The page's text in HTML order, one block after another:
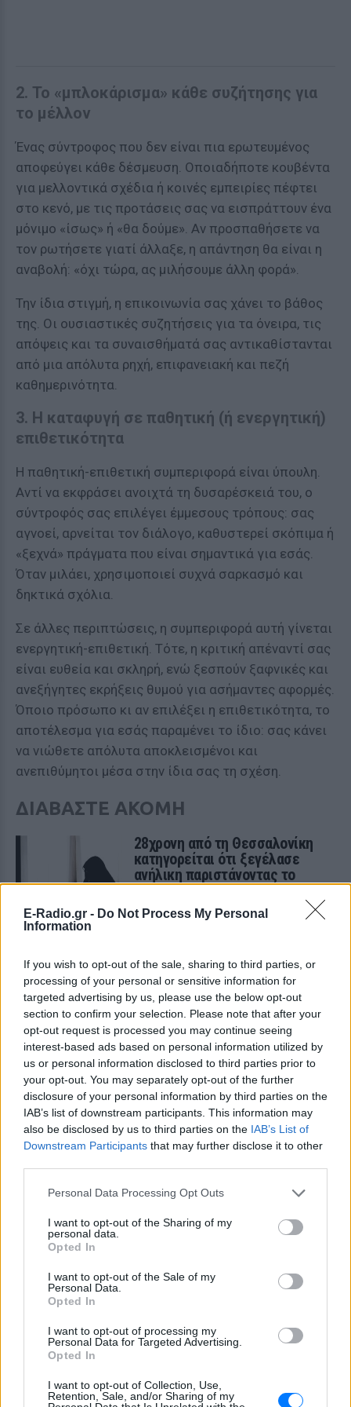
E-Radio.gr - Do Not Process My Personal
Information
If you wish to opt-out of the sale, sharing to third parties, or
processing of your personal or sensitive information for
targeted advertising by us, please use the below opt-out
section to confirm your selection. Please note that after your
opt-out request is processed you may continue seeing
interest-based ads based on personal information utilized by
us or personal information disclosed to third parties prior to
your opt-out. You may separately opt-out of the further
disclosure of your personal information by third parties on the
IAB’s list of downstream participants. This information may
also be disclosed by us to third parties on the IAB’s List of
Downstream Participants that may further disclose it to other
Personal Data Processing Opt Outs
I want to opt-out of the Sharing of my
personal data.
Opted In
I want to opt-out of the Sale of my
Personal Data.
Opted In
I want to opt-out of processing my
Personal Data for Targeted Advertising.
Opted In
I want to opt-out of Collection, Use,
Retention, Sale, and/or Sharing of my
2. Το «μπλοκάρισμα» κάθε συζήτησης για
το μέλλον
Ένας σύντροφος που δεν είναι πια ερωτευμένος
αποφεύγει κάθε δέσμευση. Οποιαδήποτε κουβέντα
για μελλοντικά σχέδια ή κοινές εμπειρίες πέφτει
στο κενό, με τις προτάσεις σας να εισπράττουν ένα
μόνιμο «ίσως» ή «θα δούμε». Αν προσπαθήσετε να
τον ρωτήσετε γιατί άλλαξε, η απάντηση θα είναι η
αναβολή: «όχι τώρα, ας μιλήσουμε άλλη φορά».
Την ίδια στιγμή, η επικοινωνία σας χάνει το βάθος
της. Οι ουσιαστικές συζητήσεις για τα όνειρα, τις
απόψεις και τα συναισθήματά σας αντικαθίστανται
από μια απόλυτα ρηχή, επιφανειακή και πεζή
καθημερινότητα.
3. Η καταφυγή σε παθητική (ή ενεργητική)
επιθετικότητα
Η παθητική-επιθετική συμπεριφορά είναι ύπουλη.
Αντί να εκφράσει ανοιχτά τη δυσαρέσκειά του, ο
σύντροφός σας επιλέγει έμμεσους τρόπους: σας
αγνοεί, αρνείται τον διάλογο, καθυστερεί σκόπιμα ή
«ξεχνά» πράγματα που είναι σημαντικά για εσάς.
Όταν μιλάει, χρησιμοποιεί συχνά σαρκασμό και
δηκτικά σχόλια.
Σε άλλες περιπτώσεις, η συμπεριφορά αυτή γίνεται
ενεργητική-επιθετική. Τότε, η κριτική απέναντί σας
είναι ευθεία και σκληρή, ενώ ξεσπούν ξαφνικές και
ανεξήγητες εκρήξεις θυμού για ασήμαντες αφορμές.
Όποιο πρόσωπο κι αν επιλέξει η επιθετικότητα, το
αποτέλεσμα για εσάς παραμένει το ίδιο: σας κάνει
να νιώθετε απόλυτα αποκλεισμένοι και
ανεπιθύμητοι μέσα στην ίδια σας τη σχέση.
ΔΙΑΒΑΣΤΕ ΑΚΟΜΗ
28χρονη από τη Θεσσαλονίκη
κατηγορείται ότι ξεγέλασε
ανήλικη παριστάνοντας το
αγόρι και έκανε ερωτική
σχέση μαζί της
Αλίσα Λέμαν: Είπε το «ναι»
στην πρόταση γάμου του νέου
της συντρόφου μετά από έναν
θυελλώδη έρωτα έξι μηνών
ΠΡΙΝ 6 ΕΒΔΟΜΆΔΕΣ
ΔΙΑΦΗΜΙΣΗ